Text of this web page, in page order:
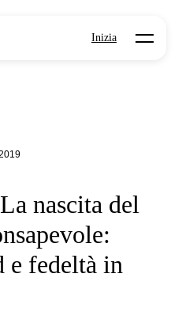
Inizia Open
nascita del
e fedeltà in